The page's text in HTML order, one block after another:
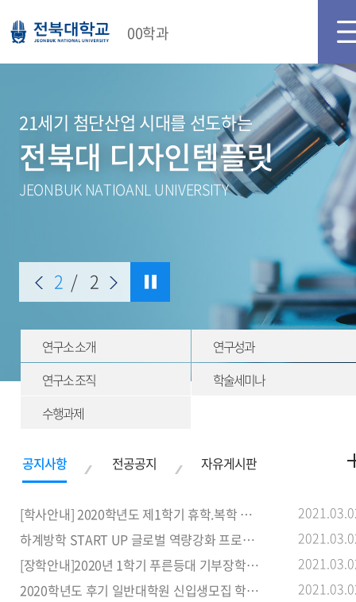
00학과
2 / 2
21세기 첨단산업 시대를 선도하는
전북대 디자인템플릿
JEONBUK NATIOANL UNIVERSITY
연구소 소개
연구성과
연구소 조직
학술세미나
수행과제
[학사안내] 2020학년도 제1학기 휴학.복학 신청 기간 안내
하계방학 START UP 글로벌 역량강화 프로그램 참가자 명단 및 안내사
[장학안내]2020년 1학기 푸른등대 기부장학사업 신규장학생 선발 안내
2020학년도 후기 일반대학원 신입생모집 학과별 입학설명회